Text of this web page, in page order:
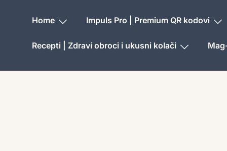
Home Impuls Pro | Premium QR kodovi
Recepti | Zdravi obroci i ukusni kolači